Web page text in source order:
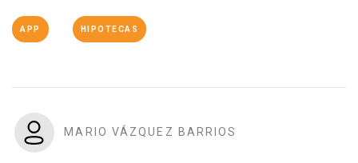
APP HIPOTECAS
MARIO VÁZQUEZ BARRIOS